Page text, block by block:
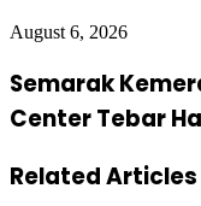
August 6, 2026
Semarak
Center Tebar
Related Articles